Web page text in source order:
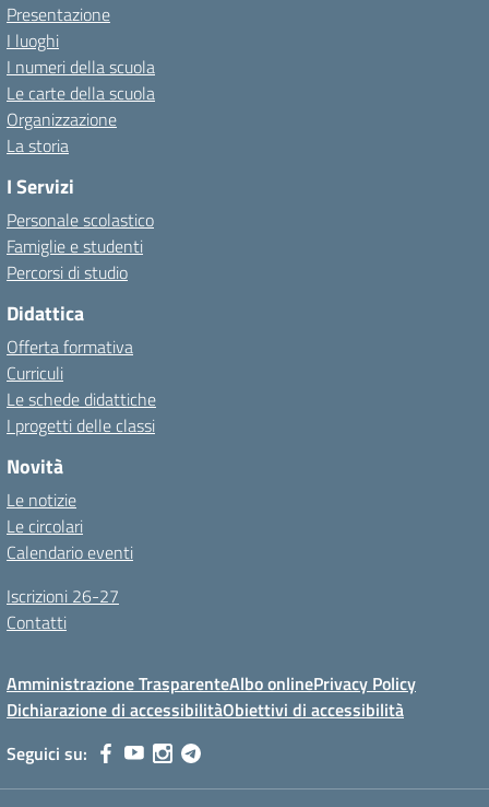
Presentazione
I luoghi
I numeri della scuola
Le carte della scuola
Organizzazione
La storia
I Servizi
Personale scolastico
Famiglie e studenti
Percorsi di studio
Didattica
Offerta formativa
Curriculi
Le schede didattiche
I progetti delle classi
Novità
Le notizie
Le circolari
Calendario eventi
Iscrizioni 26-27
Contatti
Amministrazione TrasparenteAlbo onlinePrivacy Policy
Dichiarazione di accessibilitàObiettivi di accessibilità
Seguici su: